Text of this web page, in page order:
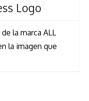
Logo
la marca ALL
la imagen que